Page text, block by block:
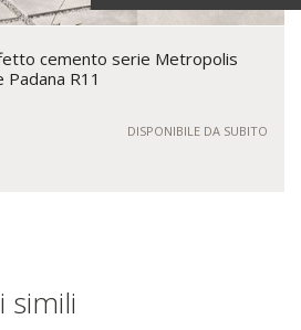
cemento serie Metropolis
R11
DISPONIBILE DA SUBITO